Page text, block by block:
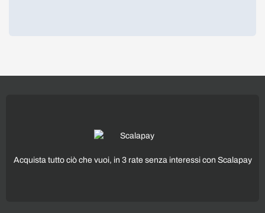
Acquista tutto ciò che vuoi, in 3 rate senza interessi con Scalapay